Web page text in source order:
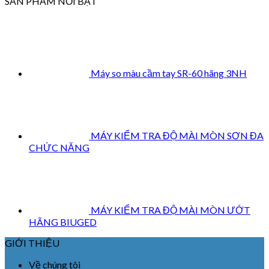
Máy so màu cầm tay SR-60 hãng 3NH
MÁY KIỂM TRA ĐỘ MÀI MÒN SƠN ĐA
CHỨC NĂNG
MÁY KIỂM TRA ĐỘ MÀI MÒN ƯỚT
HÃNG BIUGED
GIỚI THIỆU
Về chúng tôi